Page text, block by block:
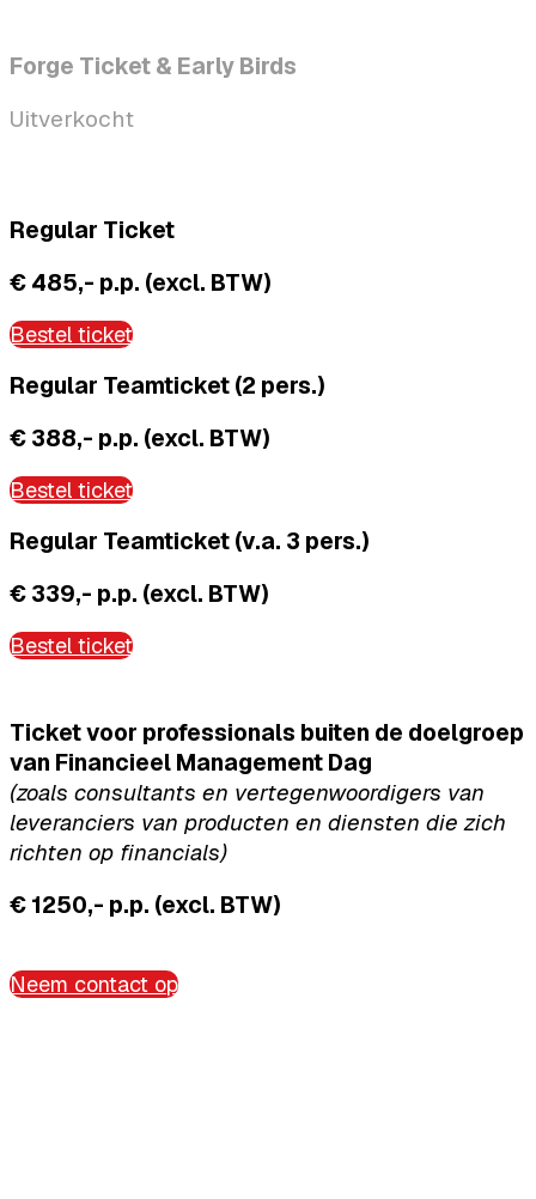
Forge Ticket & Early Birds
Uitverkocht
Regular Ticket
€ 485,- p.p. (excl. BTW)
Bestel ticket
Regular Teamticket (2 pers.)
€ 388,- p.p. (excl. BTW)
Bestel ticket
Regular Teamticket (v.a. 3 pers.)
€ 339,- p.p. (excl. BTW)
Bestel ticket
Ticket voor professionals buiten de doelgroep
van Financieel Management Dag
(zoals consultants en vertegenwoordigers van
leveranciers van producten en diensten die zich
richten op financials)
€ 1250,- p.p. (excl. BTW)
Neem contact op